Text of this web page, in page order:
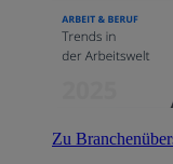
Zu